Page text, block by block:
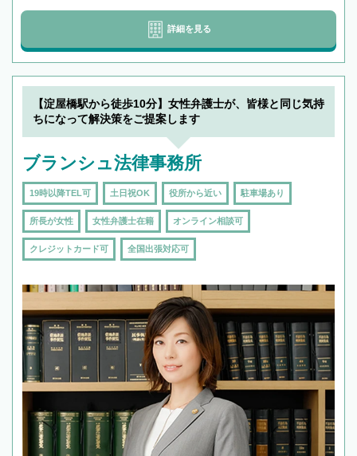
詳細を見る
【淀屋橋駅から徒歩10分】女性弁護士が、皆様と同じ気持
ちになって解決策をご提案します
ブランシュ法律事務所
19時以降TEL可 土日祝OK 役所から近い 駐車場あり
所長が女性 女性弁護士在籍 オンライン相談可
クレジットカード可 全国出張対応可